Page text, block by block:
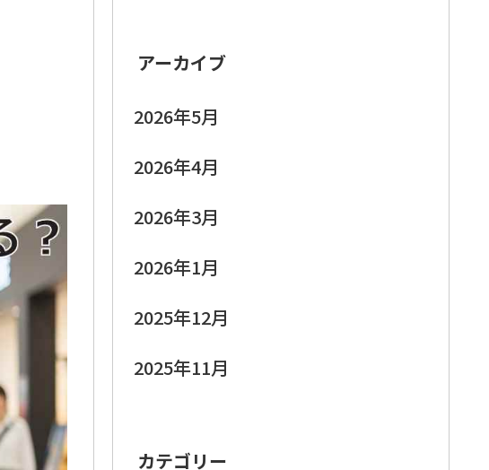
アーカイブ
2026年5月
2026年4月
2026年3月
2026年1月
2025年12月
2025年11月
カテゴリー